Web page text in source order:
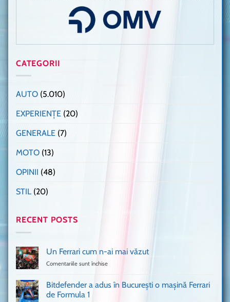
CATEGORII
AUTO (5.010)
EXPERIENȚE (20)
GENERALE (7)
MOTO (13)
OPINII (48)
STIL (20)
RECENT POSTS
Un Ferrari cum n-ai mai văzut
Comentariile sunt închise
Ferrari
cum
Bitdefender a adus în București o mașină Ferrari
de Formula 1